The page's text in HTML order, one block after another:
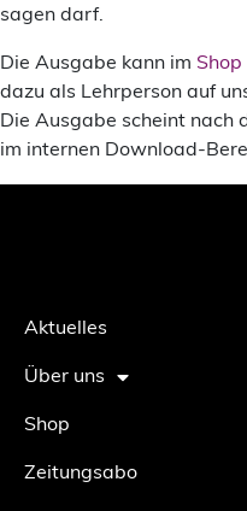
sagen darf.
Die Ausgabe kann im Shop
dazu als Lehrperson auf
Die Ausgabe scheint nach
im internen Download-
Aktuelles
Über uns
Shop
Zeitungsabo